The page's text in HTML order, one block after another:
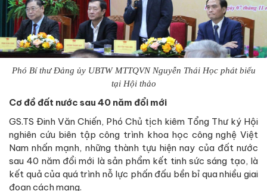
Phó Bí thư Đảng ủy UBTW MTTQVN Nguyễn Thái Học phát biểu
tại Hội thảo
Cơ đồ đất nước sau 40 năm đổi mới
GS.TS Đinh Văn Chiến, Phó Chủ tịch kiêm Tổng Thư ký Hội
nghiên cứu biên tập công trình khoa học công nghệ Việt
Nam nhấn mạnh, những thành tựu hiện nay của đất nước
sau 40 năm đổi mới là sản phẩm kết tinh sức sáng tạo, là
kết quả của quá trình nỗ lực phấn đấu bền bỉ qua nhiều giai
đoạn cách mạng.